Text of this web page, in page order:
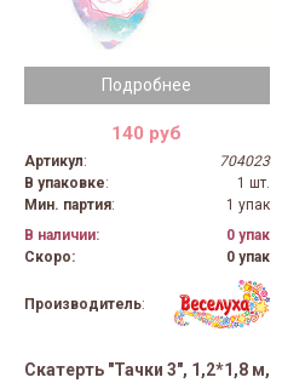
Подробнее
140 руб
Артикул:
704023
В упаковке:
1 шт.
Мин. партия:
1 упак
В наличии:
0 упак
Скоро:
0 упак
Производитель:
Скатерть "Тачки 3", 1,2*1,8 м,